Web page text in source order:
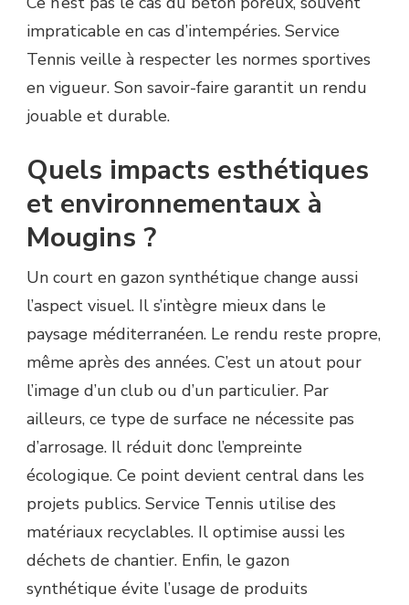
impraticable en cas d’intempéries. Service
Tennis veille à respecter les normes sportives
en vigueur. Son savoir-faire garantit un rendu
jouable et durable.
Quels impacts esthétiques
et environnementaux à
Mougins ?
Un court en gazon synthétique change aussi
l’aspect visuel. Il s’intègre mieux dans le
paysage méditerranéen. Le rendu reste propre,
même après des années. C’est un atout pour
l’image d’un club ou d’un particulier. Par
ailleurs, ce type de surface ne nécessite pas
d’arrosage. Il réduit donc l’empreinte
écologique. Ce point devient central dans les
projets publics. Service Tennis utilise des
matériaux recyclables. Il optimise aussi les
déchets de chantier. Enfin, le gazon
synthétique évite l’usage de produits